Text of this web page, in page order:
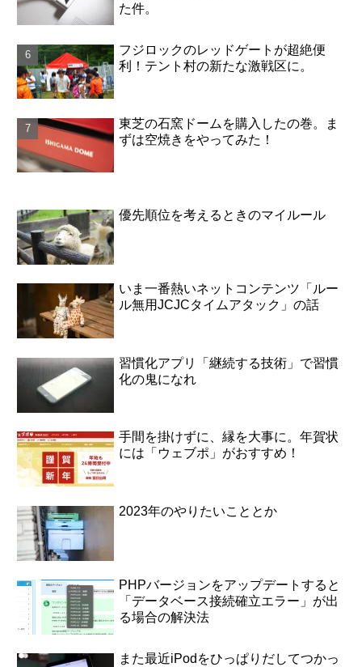
た件。
フジロックのレッドゲートが超絶便
利！テント村の新たな激戦区に。
東芝の石窯ドームを購入したの巻。ま
ずは空焼きをやってみた！
優先順位を考えるときのマイルール
いま一番熱いネットコンテンツ「ルー
ル無用JCJCタイムアタック」の話
習慣化アプリ「継続する技術」で習慣
化の鬼になれ
手間を掛けずに、縁を大事に。年賀状
には「ウェブポ」がおすすめ！
2023年のやりたいこととか
PHPバージョンをアップデートすると
「データベース接続確立エラー」が出
る場合の解決法
また最近iPodをひっぱりだしてつかっ